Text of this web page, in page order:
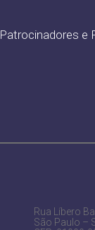
Patrocinadores e
Rua Líbero
São Paulo –